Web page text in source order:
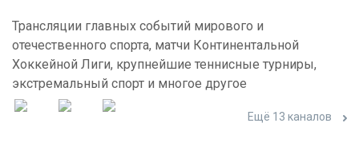
Трансляции главных событий мирового и
отечественного спорта, матчи Континентальной
Хоккейной Лиги, крупнейшие теннисные турниры,
экстремальный спорт и многое другое
Ещё 13 каналов